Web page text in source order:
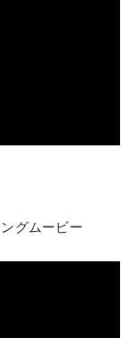
グムービー